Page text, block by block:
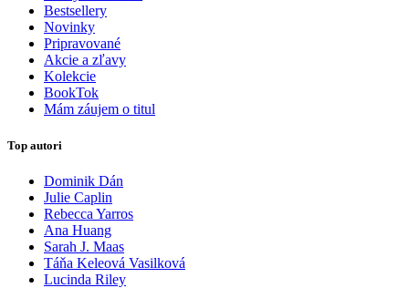
Bestsellery
Novinky
Pripravované
Akcie a zľavy
Kolekcie
BookTok
Mám záujem o titul
Top autori
Dominik Dán
Julie Caplin
Rebecca Yarros
Ana Huang
Sarah J. Maas
Táňa Keleová Vasilková
Lucinda Riley